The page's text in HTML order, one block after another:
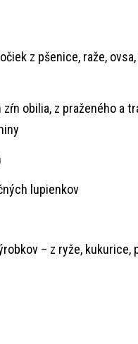
z pšenice, raže,
obilia, z praženého a
lupienkov
– z ryže, kukurice,